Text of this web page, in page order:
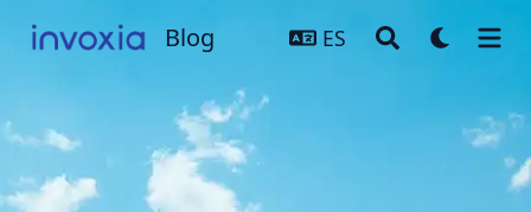
Blog Blog ES